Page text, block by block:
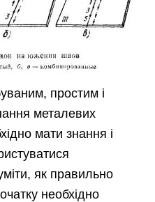
простим і
металевих
мати знання і
як правильно
необхідно